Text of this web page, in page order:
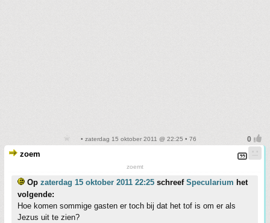
• zaterdag 15 oktober 2011 @ 22:25 • 76
zoem
zoemt
Op zaterdag 15 oktober 2011 22:25 schreef Specularium het
volgende:
Hoe komen sommige gasten er toch bij dat het tof is om er als
Jezus uit te zien?